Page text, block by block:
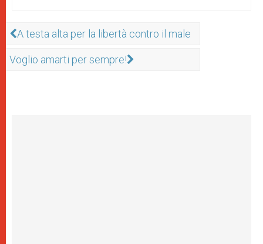
A testa alta per la libertà contro il male
Voglio amarti per sempre!